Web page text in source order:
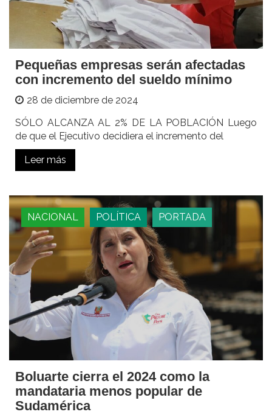
Pequeñas empresas serán afectadas
con incremento del sueldo mínimo
28 de diciembre de 2024
SÓLO ALCANZA AL 2% DE LA POBLACIÓN Luego
de que el Ejecutivo decidiera el incremento del
Leer más
NACIONAL POLÍTICA PORTADA
Boluarte cierra el 2024 como la
mandataria menos popular de
Sudamérica